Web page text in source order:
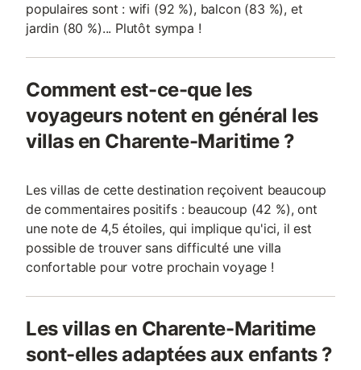
populaires sont : wifi (92 %), balcon (83 %), et
jardin (80 %)... Plutôt sympa !
Comment est-ce-que les
voyageurs notent en général les
villas en Charente-Maritime ?
Les villas de cette destination reçoivent beaucoup
de commentaires positifs : beaucoup (42 %), ont
une note de 4,5 étoiles, qui implique qu'ici, il est
possible de trouver sans difficulté une villa
confortable pour votre prochain voyage !
Les villas en Charente-Maritime
sont-elles adaptées aux enfants ?